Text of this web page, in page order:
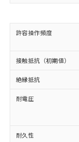
許容操作頻度
接触抵抗（初期値）
絶縁抵抗
耐電圧
耐久性
以下の条
※1 対応状
対応済
非含有に対
対応予定：
有に対応
対応予定
非含有に